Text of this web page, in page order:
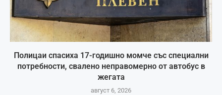
Полицаи спасиха 17-годишно момче със специални
потребности, свалено неправомерно от автобус в
жегата
август 6, 2026